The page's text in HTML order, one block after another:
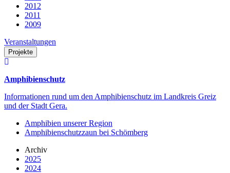
2012
2011
2009
Veranstaltungen
Projekte
Amphibienschutz
Informationen rund um den Amphibienschutz im Landkreis Greiz
und der Stadt Gera.
Amphibien unserer Region
Amphibienschutzzaun bei Schömberg
Archiv
2025
2024